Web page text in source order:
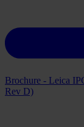
Brochure - Leica
Rev D)